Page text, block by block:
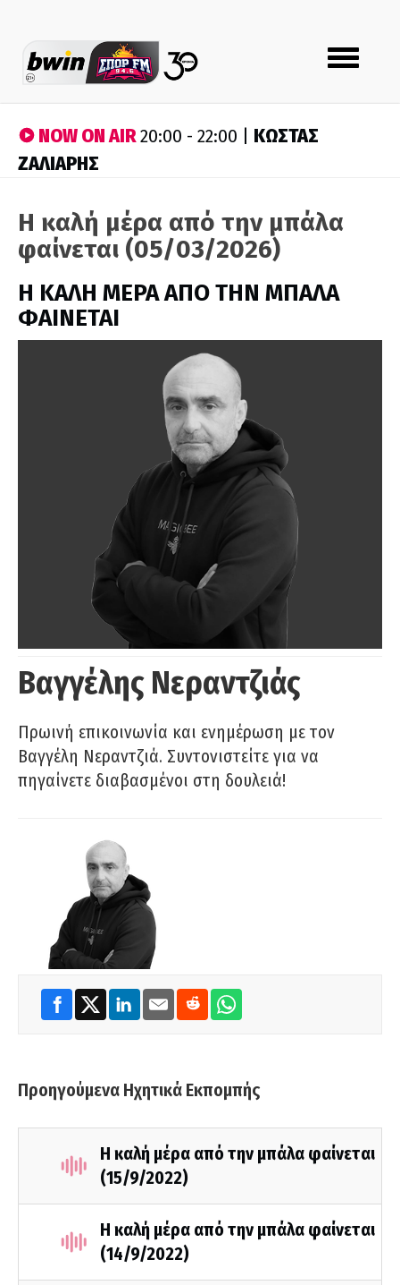
Toggle
navigation
NOW ON AIR20:00 - 22:00 | ΚΩΣΤΑΣ
ΖΑΛΙΑΡΗΣ
Η καλή μέρα από την μπάλα
φαίνεται (05/03/2026)
H ΚΑΛΗ ΜΕΡΑ ΑΠΟ ΤΗΝ ΜΠΑΛΑ
ΦΑΙΝΕΤΑΙ
Βαγγέλης Νεραντζιάς
Πρωινή επικοινωνία και ενημέρωση με τον
Βαγγέλη Νεραντζιά. Συντονιστείτε για να
πηγαίνετε διαβασμένοι στη δουλειά!
Προηγούμενα Ηχητικά Εκπομπής
Η καλή μέρα από την μπάλα φαίνεται
(15/9/2022)
Η καλή μέρα από την μπάλα φαίνεται
(14/9/2022)